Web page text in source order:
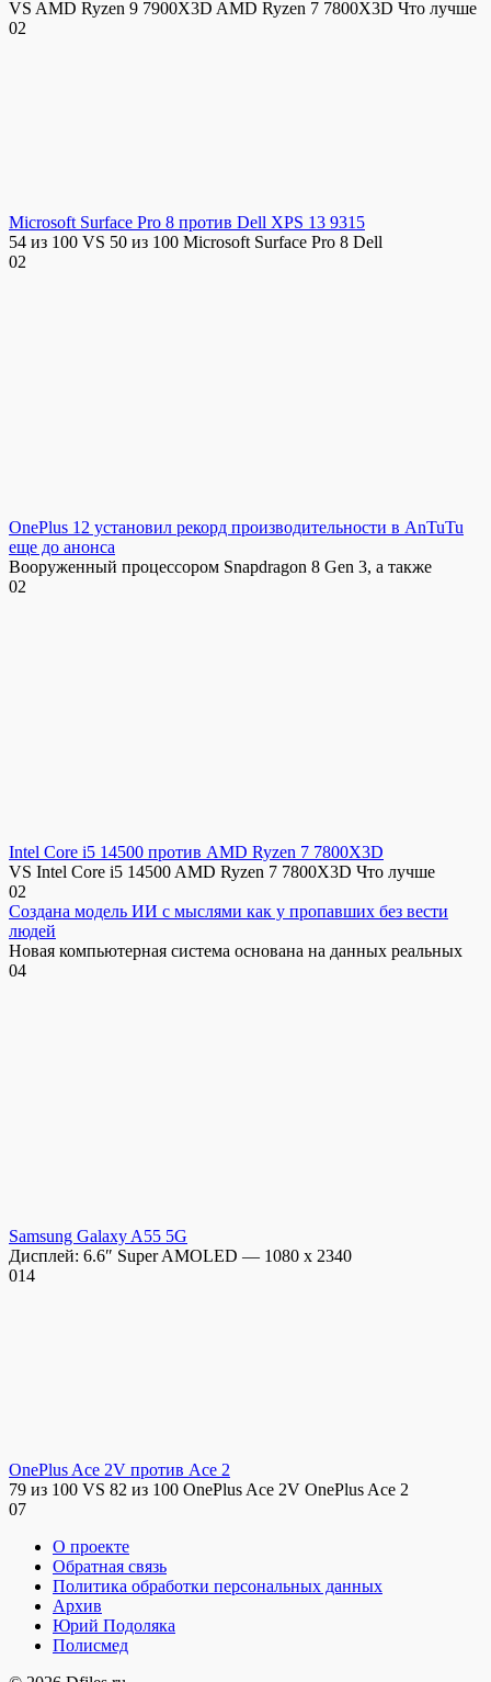
VS AMD Ryzen 9 7900X3D AMD Ryzen 7 7800X3D Что лучше
02
Microsoft Surface Pro 8 против Dell XPS 13 9315
54 из 100 VS 50 из 100 Microsoft Surface Pro 8 Dell
02
OnePlus 12 установил рекорд производительности в AnTuTu
еще до анонса
Вооруженный процессором Snapdragon 8 Gen 3, а также
02
Intel Core i5 14500 против AMD Ryzen 7 7800X3D
VS Intel Core i5 14500 AMD Ryzen 7 7800X3D Что лучше
02
Создана модель ИИ с мыслями как у пропавших без вести
людей
Новая компьютерная система основана на данных реальных
04
Samsung Galaxy A55 5G
Дисплей: 6.6″ Super AMOLED — 1080 x 2340
014
OnePlus Ace 2V против Ace 2
79 из 100 VS 82 из 100 OnePlus Ace 2V OnePlus Ace 2
07
О проекте
Обратная связь
Политика обработки персональных данных
Архив
Юрий Подоляка
Полисмед